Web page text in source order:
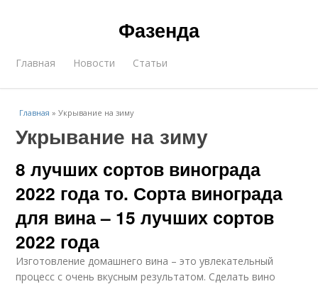
Фазенда
Главная Новости Статьи
Главная »Укрывание на зиму
Укрывание на зиму
8 лучших сортов винограда
2022 года то. Сорта винограда
для вина – 15 лучших сортов
2022 года
Изготовление домашнего вина – это увлекательный
процесс с очень вкусным результатом. Сделать вино